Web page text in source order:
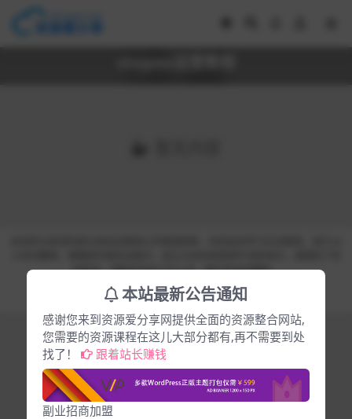
的权益，请联系本站工作人员，我们会及时删除。
Copyright © 2023资源爱好者- All rights reserved
皖ICP备20000921号-10
本站最新公告通知
感谢您来到资源爱分享网提供全面的资源整合网站,
您需要的资源课程在这儿大部分都有,再不需要到处
找了！
跟着站长赚钱
副业招商加盟